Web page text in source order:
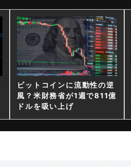
ビットコインに流動性の逆
風？米財務省が1週で811億
ドルを吸い上げ